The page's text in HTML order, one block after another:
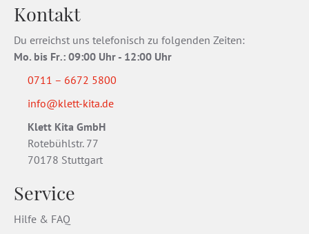
Kontakt
Du erreichst uns telefonisch zu folgenden Zeiten:
Mo. bis Fr.: 09:00 Uhr - 12:00 Uhr
0711 – 6672 5800
info@klett-kita.de
Klett Kita GmbH
Rotebühlstr. 77
70178 Stuttgart
Service
Hilfe & FAQ